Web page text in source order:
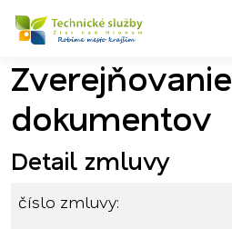
Preskočiť na obsah
Preskočiť na hlavné menu
Zverejňovanie
dokumentov
Detail zmluvy
číslo zmluvy: